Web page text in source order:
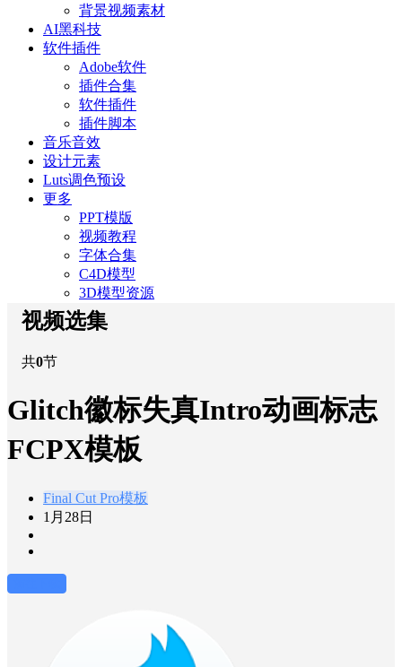
背景视频素材
AI黑科技
软件插件
Adobe软件
插件合集
软件插件
插件脚本
音乐音效
设计元素
Luts调色预设
更多
PPT模版
视频教程
字体合集
C4D模型
3D模型资源
视频选集
共0节
Glitch徽标失真Intro动画标志
FCPX模板
Final Cut Pro模板
1月28日